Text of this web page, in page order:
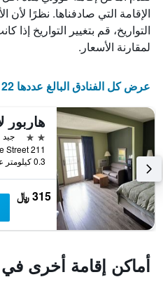
الذي
يعرض
أيام
الأسبوع.
التالي
1
محور
Y
يعرض
متوسط
سعر
غرفة
الإقامة التي صادفناها. نظرًا
التواريخ، قم بتغيير التواريخ إذا
لمقارنة الأسعار.
عرض كل الفنادق البالغ عددها 22
2 نجمتين
جيد 7.1
0.3 كيلومتر عن وسط المدينة
315 ﷼
أماكن إقامة أخرى